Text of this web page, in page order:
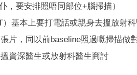
，要安排照唔同部位+腦掃描）
）基本上要打電話或親身去搵放射
片，同以前baseline照過嘅掃描做
資深醫生或放射科醫生商討